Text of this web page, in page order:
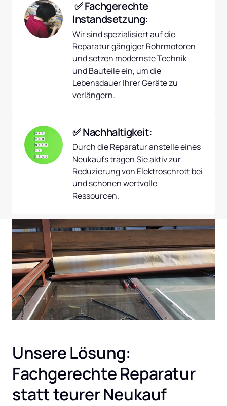
Instandsetzung:
Wir sind spezialisiert auf die
Reparatur gängiger Rohrmotoren
und setzen modernste Technik
und Bauteile ein, um die
Lebensdauer Ihrer Geräte zu
verlängern.
✅ Nachhaltigkeit:
Durch die Reparatur anstelle eines
Neukaufs tragen Sie aktiv zur
Reduzierung von Elektroschrott bei
und schonen wertvolle
Ressourcen.
Unsere Lösung:
Fachgerechte Reparatur
statt teurer Neukauf